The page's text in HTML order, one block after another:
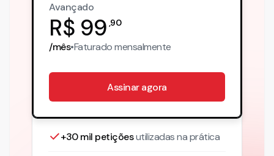
Avançado
R$ 99 ,90
/mês•Faturadomensalmente
Assinar agora
+30 mil petiçõesutilizadas na prática